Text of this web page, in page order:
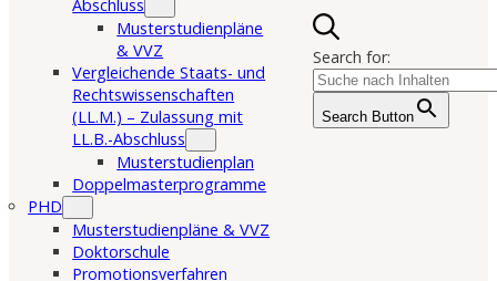
Abschluss
Musterstudienpläne
& VVZ
Vergleichende Staats- und
Rechtswissenschaften
(LL.M.) – Zulassung mit
LL.B.-Abschluss
Musterstudienplan
Doppelmasterprogramme
PHD
Musterstudienpläne & VVZ
Doktorschule
Promotionsverfahren
Search for:
Search Button